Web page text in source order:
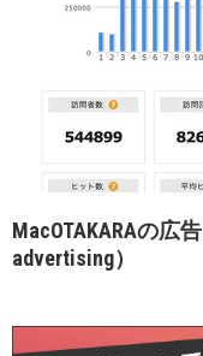
MacOTAKARAの広
advertising）